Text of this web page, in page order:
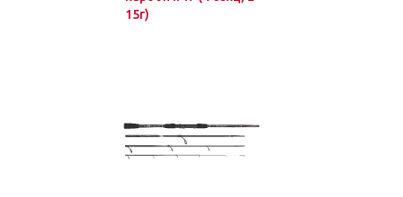
15г)